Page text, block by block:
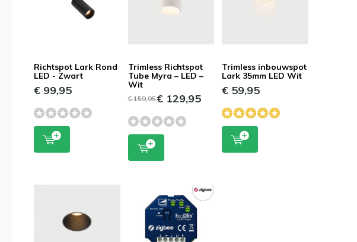
Richtspot Lark Rond
LED - Zwart
€ 99,95
Trimless Richtspot
Tube Myra – LED –
Wit
€ 159,95€ 129,95
Trimless inbouwspot
Lark 35mm LED Wit
€ 59,95